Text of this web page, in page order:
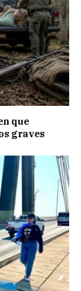
que
graves